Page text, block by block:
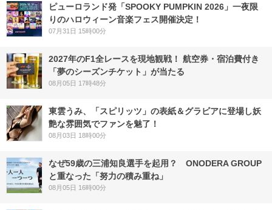
ピューロランド発「SPOOKY PUMPKIN 2026」一夜限
りのハロウィーン音楽フェス開催決定！
07月31日 15時00分
2027年のF1全レースを現地観戦！ 航空券・宿泊費付き
「夢のシーズンチケット」が当たる
08月05日 17時48分
東雲うみ、「スピリッツ」の表紙＆グラビアに登場し妖
艶な雰囲気でファンを魅了！
08月03日 18時00分
なぜ59歳の三浦知良選手を起用？ ONODERA GROUP
と重なった「努力の積み重ね」
08月05日 16時00分